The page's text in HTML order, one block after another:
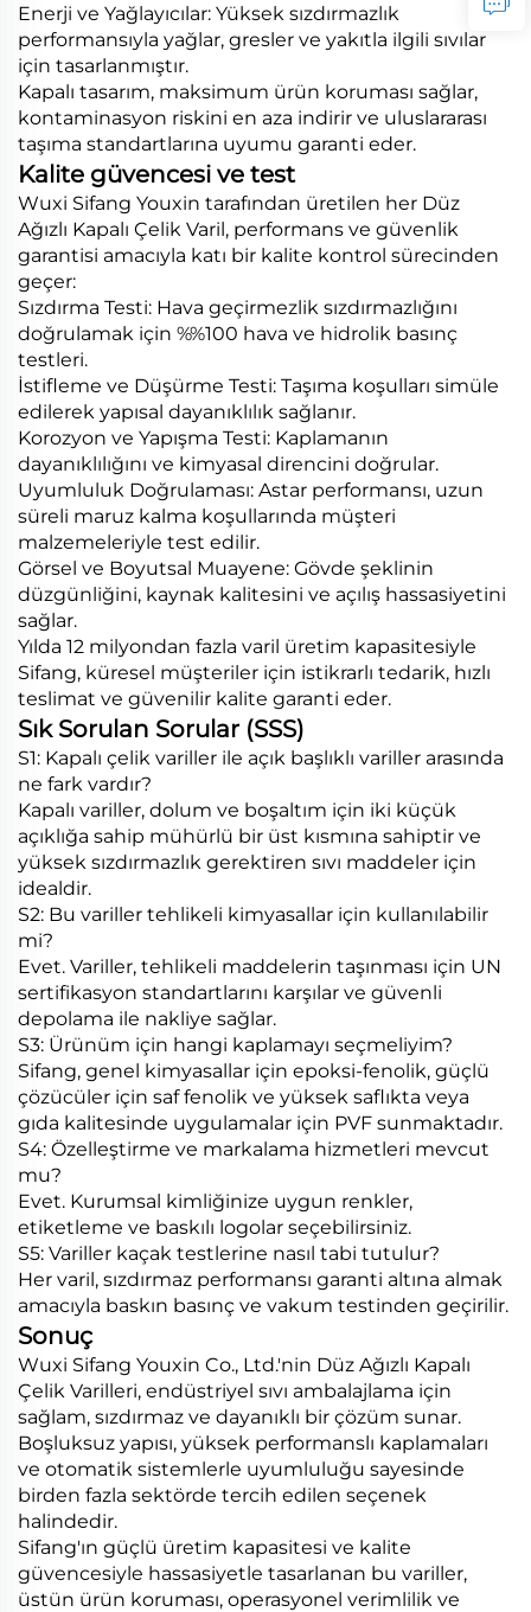
Enerji ve Yağlayıcılar: Yüksek sızdırmazlık
performansıyla yağlar, gresler ve yakıtla ilgili sıvılar
için tasarlanmıştır.
Kapalı tasarım, maksimum ürün koruması sağlar,
kontaminasyon riskini en aza indirir ve uluslararası
taşıma standartlarına uyumu garanti eder.
Kalite güvencesi ve test
Wuxi Sifang Youxin tarafından üretilen her Düz
Ağızlı Kapalı Çelik Varil, performans ve güvenlik
garantisi amacıyla katı bir kalite kontrol sürecinden
geçer:
Sızdırma Testi: Hava geçirmezlik sızdırmazlığını
doğrulamak için %%100 hava ve hidrolik basınç
testleri.
İstifleme ve Düşürme Testi: Taşıma koşulları simüle
edilerek yapısal dayanıklılık sağlanır.
Korozyon ve Yapışma Testi: Kaplamanın
dayanıklılığını ve kimyasal direncini doğrular.
Uyumluluk Doğrulaması: Astar performansı, uzun
süreli maruz kalma koşullarında müşteri
malzemeleriyle test edilir.
Görsel ve Boyutsal Muayene: Gövde şeklinin
düzgünliğini, kaynak kalitesini ve açılış hassasiyetini
sağlar.
Yılda 12 milyondan fazla varil üretim kapasitesiyle
Sifang, küresel müşteriler için istikrarlı tedarik, hızlı
teslimat ve güvenilir kalite garanti eder.
Sık Sorulan Sorular (SSS)
S1: Kapalı çelik variller ile açık başlıklı variller arasında
ne fark vardır?
Kapalı variller, dolum ve boşaltım için iki küçük
açıklığa sahip mühürlü bir üst kısmına sahiptir ve
yüksek sızdırmazlık gerektiren sıvı maddeler için
idealdir.
S2: Bu variller tehlikeli kimyasallar için kullanılabilir
mi?
Evet. Variller, tehlikeli maddelerin taşınması için UN
sertifikasyon standartlarını karşılar ve güvenli
depolama ile nakliye sağlar.
S3: Ürünüm için hangi kaplamayı seçmeliyim?
Sifang, genel kimyasallar için epoksi-fenolik, güçlü
çözücüler için saf fenolik ve yüksek saflıkta veya
gıda kalitesinde uygulamalar için PVF sunmaktadır.
S4: Özelleştirme ve markalama hizmetleri mevcut
mu?
Evet. Kurumsal kimliğinize uygun renkler,
etiketleme ve baskılı logolar seçebilirsiniz.
S5: Variller kaçak testlerine nasıl tabi tutulur?
Her varil, sızdırmaz performansı garanti altına almak
amacıyla baskın basınç ve vakum testinden geçirilir.
Sonuç
Wuxi Sifang Youxin Co., Ltd.'nin Düz Ağızlı Kapalı
Çelik Varilleri, endüstriyel sıvı ambalajlama için
sağlam, sızdırmaz ve dayanıklı bir çözüm sunar.
Boşluksuz yapısı, yüksek performanslı kaplamaları
ve otomatik sistemlerle uyumluluğu sayesinde
birden fazla sektörde tercih edilen seçenek
halindedir.
Sifang'ın güçlü üretim kapasitesi ve kalite
güvencesiyle hassasiyetle tasarlanan bu variller,
üstün ürün koruması, operasyonel verimlilik ve